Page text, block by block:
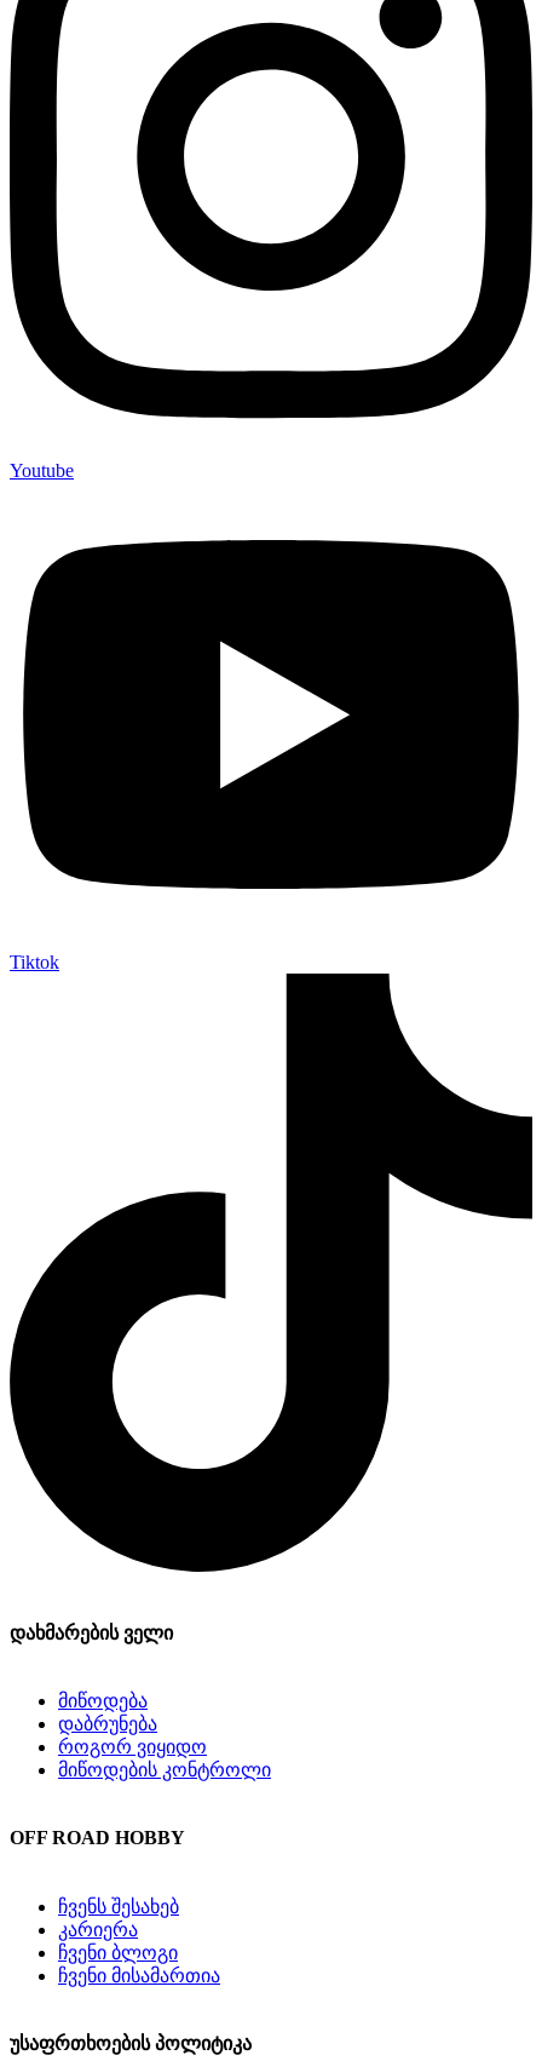
Youtube
Tiktok
დახმარების ველი
მიწოდება
დაბრუნება
როგორ ვიყიდო
მიწოდების კონტროლი
OFF ROAD HOBBY
ჩვენს შესახებ
კარიერა
ჩვენი ბლოგი
ჩვენი მისამართია
უსაფრთხოების პოლიტიკა